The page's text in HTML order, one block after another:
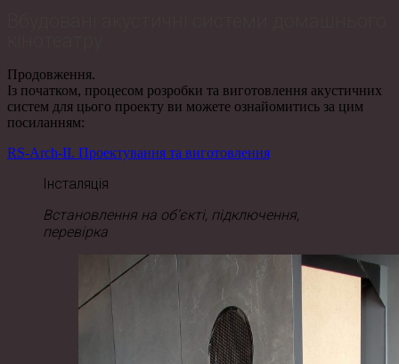
Продовження.
Із початком, процесом розробки та виготовлення акустичних
систем для цього проекту ви можете ознайомитись за цим
посиланням:
RS-Arch-II. Проектування та виготовлення
Інсталяція
Встановлення на об’єкті, підключення,
перевірка